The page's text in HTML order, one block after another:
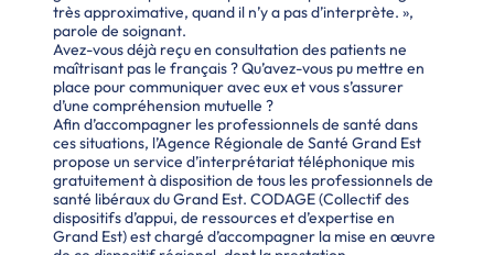
très approximative, quand il n’y a pas d’interprète. »,
parole de soignant.
Avez-vous déjà reçu en consultation des patients ne
maîtrisant pas le français ? Qu’avez-vous pu mettre en
place pour communiquer avec eux et vous s’assurer
d’une compréhension mutuelle ?
Afin d’accompagner les professionnels de santé dans
ces situations, l’Agence Régionale de Santé Grand Est
propose un service d’interprétariat téléphonique mis
gratuitement à disposition de tous les professionnels de
santé libéraux du Grand Est. CODAGE (Collectif des
dispositifs d’appui, de ressources et d’expertise en
Grand Est) est chargé d’accompagner la mise en œuvre